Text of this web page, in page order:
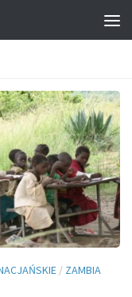
/ ZAMBIA